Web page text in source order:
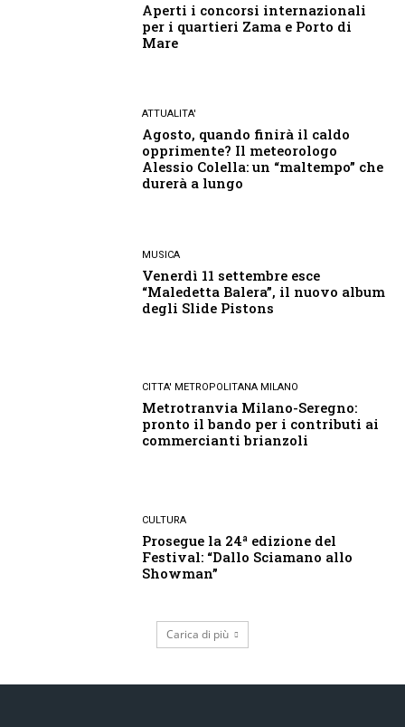
Aperti i concorsi internazionali
per i quartieri Zama e Porto di
Mare
ATTUALITA'
Agosto, quando finirà il caldo
opprimente? Il meteorologo
Alessio Colella: un “maltempo” che
durerà a lungo
MUSICA
Venerdì 11 settembre esce
“Maledetta Balera”, il nuovo album
degli Slide Pistons
CITTA' METROPOLITANA MILANO
Metrotranvia Milano-Seregno:
pronto il bando per i contributi ai
commercianti brianzoli
CULTURA
Prosegue la 24ª edizione del
Festival: “Dallo Sciamano allo
Showman”
Carica di più